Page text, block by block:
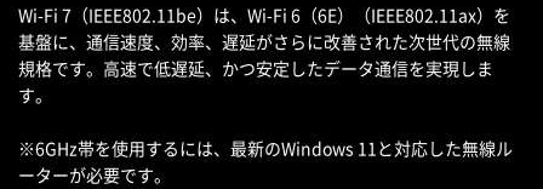
Wi-Fi 7（IEEE802.11be）は、Wi-Fi 6（6E）（IEEE802.11ax）を
基盤に、通信速度、効率、遅延がさらに改善された次世代の無線
規格です。高速で低遅延、かつ安定したデータ通信を実現しま
す。
※6GHz帯を使用するには、最新のWindows 11と対応した無線ル
ーターが必要です。